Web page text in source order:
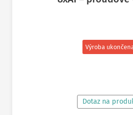
Výroba
Dotaz na